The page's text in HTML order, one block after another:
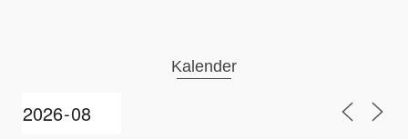
Kalender